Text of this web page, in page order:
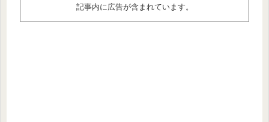
記事内に広告が含まれています。